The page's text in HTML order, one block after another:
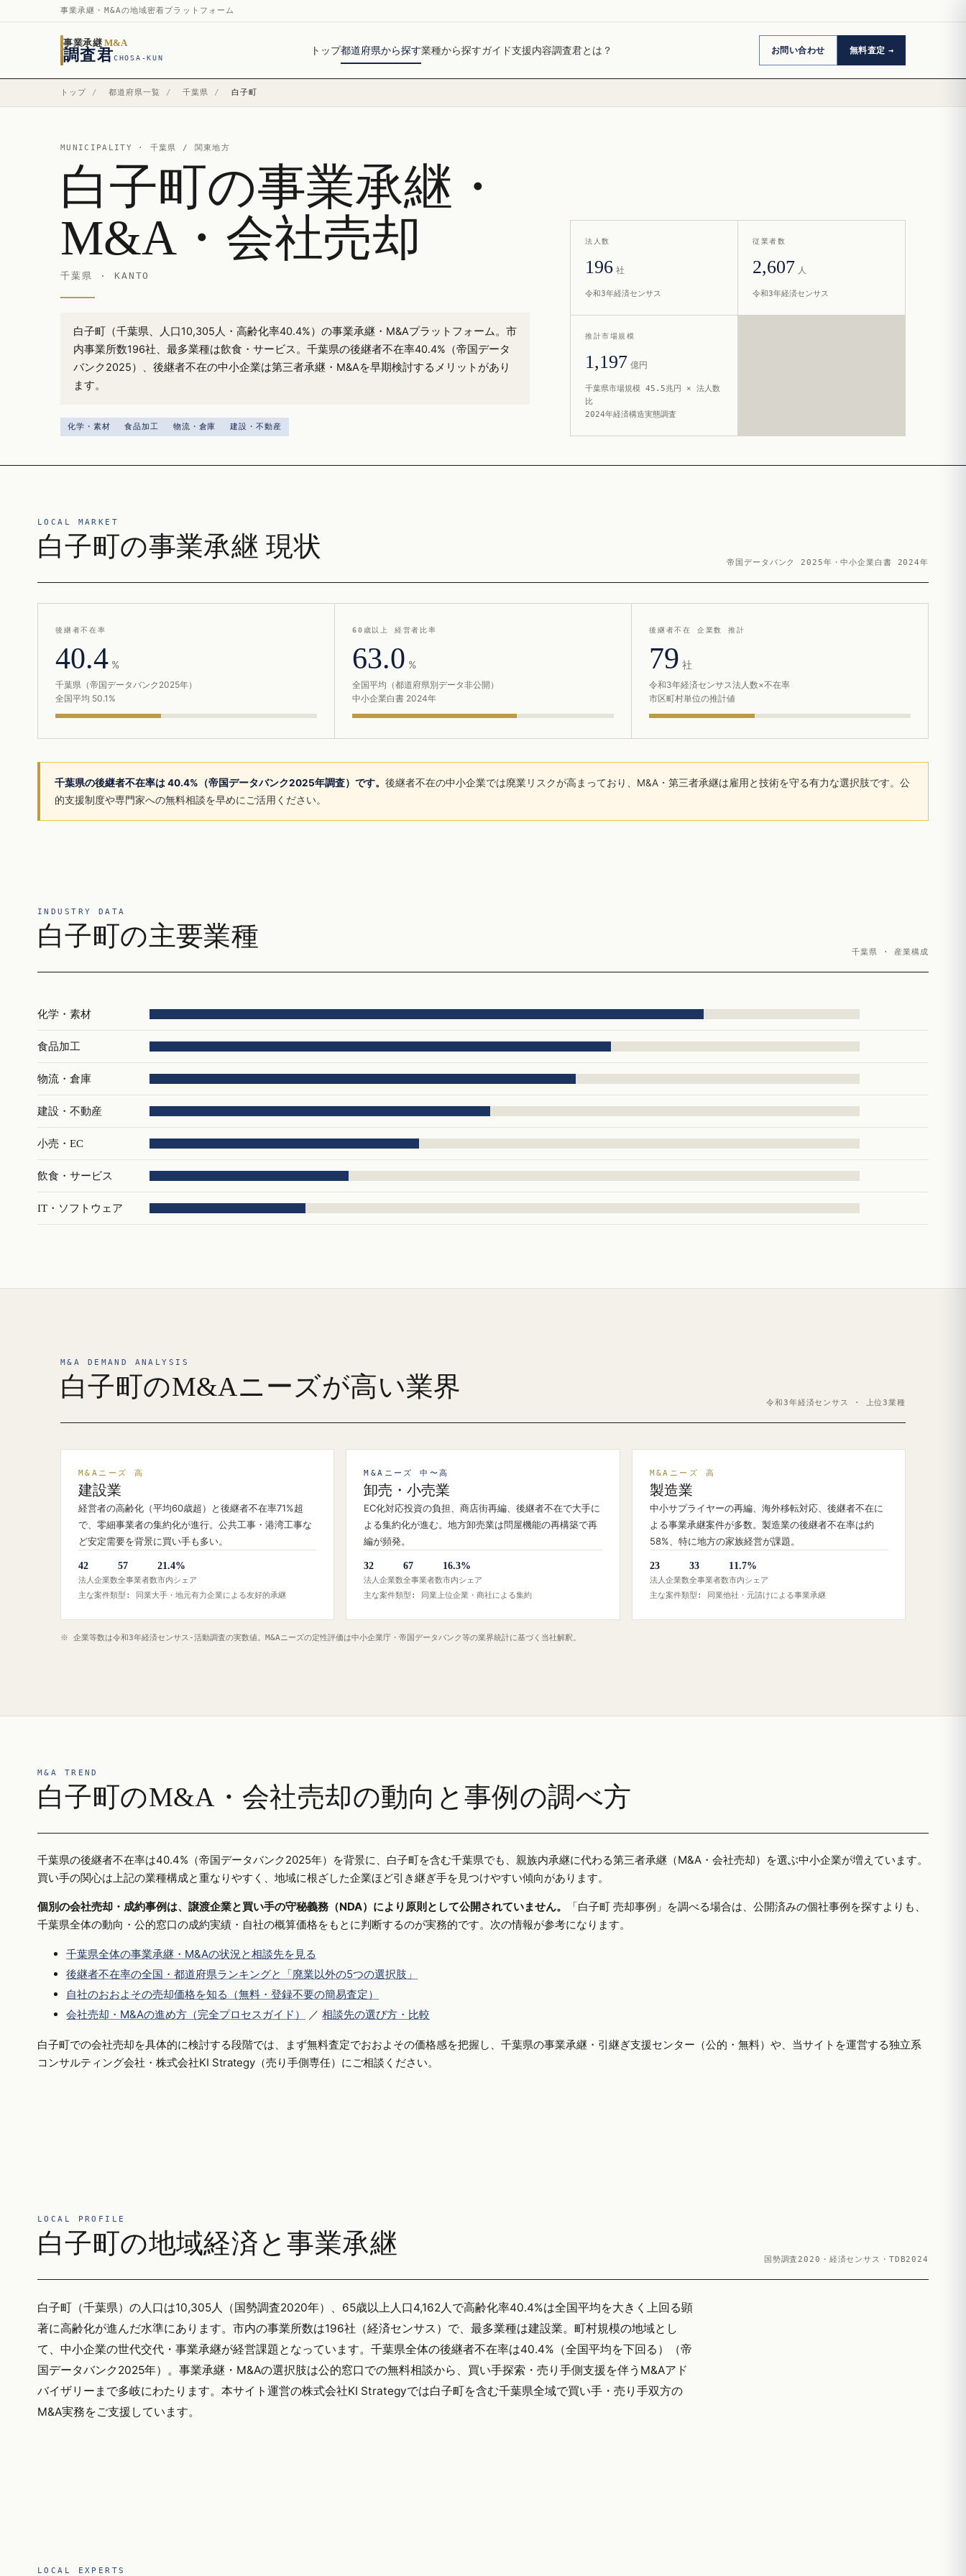
事業承継・M&Aの地域密着プラットフォーム
事業承継 M&A
調査君CHOSA-KUN
トップ都道府県から探す業種から探すガイド支援内容調査君とは？ お問い合わせ 無料査定
トップ / 都道府県一覧 / 千葉県 / 白子町
MUNICIPALITY · 千葉県 / 関東地方
白子町の事業承継・
M&A・会社売却
千葉県 · KANTO
白子町（千葉県、人口10,305人・高齢化率40.4%）の事業承継・M&Aプラットフォーム。市
内事業所数196社、最多業種は飲食・サービス。千葉県の後継者不在率40.4%（帝国データ
バンク2025）、後継者不在の中小企業は第三者承継・M&Aを早期検討するメリットがあり
ます。
化学・素材 食品加工 物流・倉庫 建設・不動産
法人数
196 社
令和3年経済センサス
従業者数
2,607 人
令和3年経済センサス
推計市場規模
1,197 億円
千葉県市場規模 45.5兆円 × 法人数
比
2024年経済構造実態調査
LOCAL MARKET
白子町の事業承継 現状
帝国データバンク 2025年・中小企業白書 2024年
後継者不在率
40.4 %
千葉県（帝国データバンク2025年）
全国平均 50.1%
60歳以上 経営者比率
63.0 %
全国平均（都道府県別データ非公開）
中小企業白書 2024年
後継者不在 企業数 推計
79 社
令和3年経済センサス法人数×不在率
市区町村単位の推計値
千葉県の後継者不在率は 40.4%（帝国データバンク2025年調査）です。 後継者不在の中小企業では廃業リスクが高まっており、M&A・第三者承継は雇用と技術を守る有力な選択肢です。公
的支援制度や専門家への無料相談を早めにご活用ください。
INDUSTRY DATA
白子町の主要業種
千葉県 · 産業構成
化学・素材
食品加工
物流・倉庫
建設・不動産
小売・EC
飲食・サービス
IT・ソフトウェア
M&A DEMAND ANALYSIS
白子町のM&Aニーズが高い業界
令和3年経済センサス · 上位3業種
M&Aニーズ 高
建設業
経営者の高齢化（平均60歳超）と後継者不在率71%超
で、零細事業者の集約化が進行。公共工事・港湾工事な
ど安定需要を背景に買い手も多い。
42
法人企業数
57
全事業者数
21.4%
市内シェア
主な案件類型: 同業大手・地元有力企業による友好的承継
M&Aニーズ 中〜高
卸売・小売業
EC化対応投資の負担、商店街再編、後継者不在で大手に
よる集約化が進む。地方卸売業は問屋機能の再構築で再
編が頻発。
32
法人企業数
67
全事業者数
16.3%
市内シェア
主な案件類型: 同業上位企業・商社による集約
M&Aニーズ 高
製造業
中小サプライヤーの再編、海外移転対応、後継者不在に
よる事業承継案件が多数。製造業の後継者不在率は約
58%、特に地方の家族経営が課題。
23
法人企業数
33
全事業者数
11.7%
市内シェア
主な案件類型: 同業他社・元請けによる事業承継
※ 企業等数は令和3年経済センサス‐活動調査の実数値。M&Aニーズの定性評価は中小企業庁・帝国データバンク等の業界統計に基づく当社解釈。
M&A TREND
白子町のM&A・会社売却の動向と事例の調べ方
千葉県の後継者不在率は40.4%（帝国データバンク2025年）を背景に、白子町を含む千葉県でも、親族内承継に代わる第三者承継（M&A・会社売却）を選ぶ中小企業が増えています。
買い手の関心は上記の業種構成と重なりやすく、地域に根ざした企業ほど引き継ぎ手を見つけやすい傾向があります。
個別の会社売却・成約事例は、譲渡企業と買い手の守秘義務（NDA）により原則として公開されていません。
「白子町 売却事例」を調べる場合は、公開済みの個社事例を探すよりも、
千葉県全体の動向・公的窓口の成約実績・自社の概算価格をもとに判断するのが実務的です。次の情報が参考になります。
千葉県全体の事業承継・M&Aの状況と相談先を見る
後継者不在率の全国・都道府県ランキングと「廃業以外の5つの選択肢」
自社のおおよその売却価格を知る（無料・登録不要の簡易査定）
会社売却・M&Aの進め方（完全プロセスガイド）
／ 相談先の選び方・比較
白子町での会社売却を具体的に検討する段階では、まず無料査定でおおよその価格感を把握し、千葉県の事業承継・引継ぎ支援センター（公的・無料）や、当サイトを運営する独立系
コンサルティング会社・株式会社KI Strategy（売り手側専任）にご相談ください。
LOCAL PROFILE
白子町の地域経済と事業承継
国勢調査2020・経済センサス・TDB2024
白子町（千葉県）の人口は10,305人（国勢調査2020年）、65歳以上人口4,162人で高齢化率40.4%は全国平均を大きく上回る顕
著に高齢化が進んだ水準にあります。市内の事業所数は196社（経済センサス）で、最多業種は建設業。町村規模の地域とし
て、中小企業の世代交代・事業承継が経営課題となっています。千葉県全体の後継者不在率は40.4%（全国平均を下回る）（帝
国データバンク2025年）。事業承継・M&Aの選択肢は公的窓口での無料相談から、買い手探索・売り手側支援を伴うM&Aアド
バイザリーまで多岐にわたります。本サイト運営の株式会社KI Strategyでは白子町を含む千葉県全域で買い手・売り手双方の
M&A実務をご支援しています。
LOCAL EXPERTS